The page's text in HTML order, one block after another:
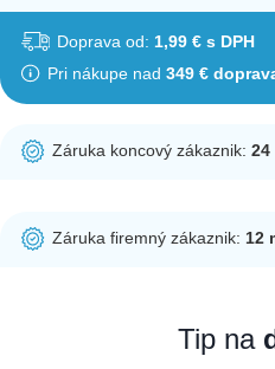
Doprava od: 1,99 € s DPH
Pri nákupe nad 349 €
Záruka koncový zákaznik:24
potrebná registrácia
Záruka firemný zákaznik:12
nakupovať ako firemný
registrovať. Registrácia podlieha
Tip na